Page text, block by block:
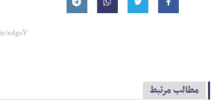
مطالب مرتبط